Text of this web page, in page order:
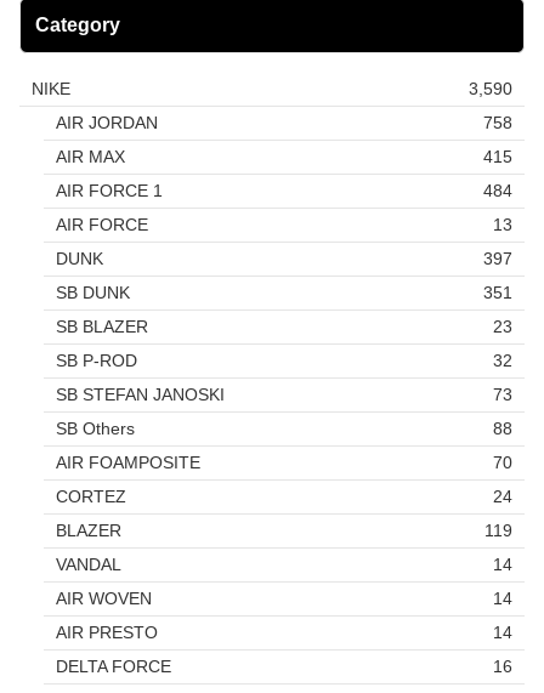
Category
NIKE
3,590
AIR JORDAN
758
AIR MAX
415
AIR FORCE 1
484
AIR FORCE
13
DUNK
397
SB DUNK
351
SB BLAZER
23
SB P-ROD
32
SB STEFAN JANOSKI
73
SB Others
88
AIR FOAMPOSITE
70
CORTEZ
24
BLAZER
119
VANDAL
14
AIR WOVEN
14
AIR PRESTO
14
DELTA FORCE
16